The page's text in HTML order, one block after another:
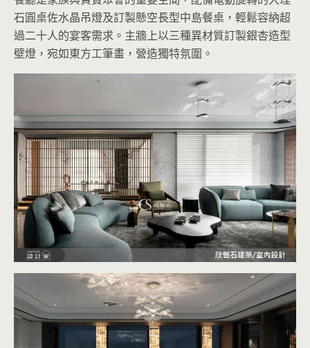
石圓桌佐水晶吊燈及訂製懸空長型中島餐桌，輕鬆容納超
過二十人的宴客需求。主牆上以三種異材質訂製銀杏造型
壁燈，宛如東方工筆畫，營造獨特氛圍。